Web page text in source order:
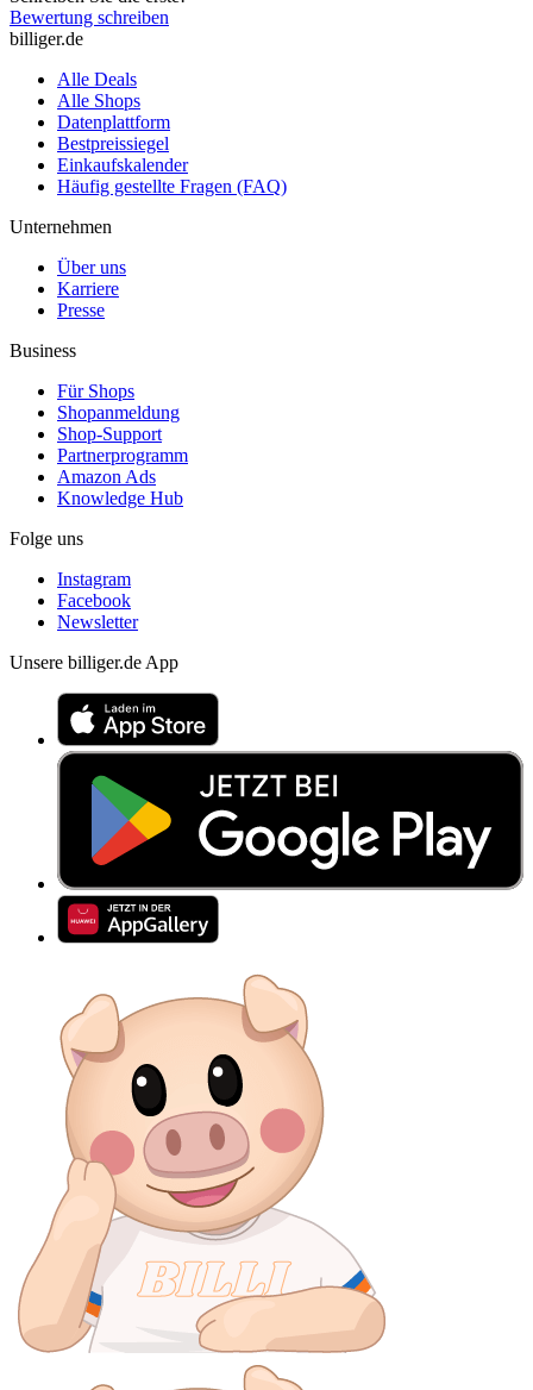
Bewertung schreiben
billiger.de
Alle Deals
Alle Shops
Datenplattform
Bestpreissiegel
Einkaufskalender
Häufig gestellte Fragen (FAQ)
Unternehmen
Über uns
Karriere
Presse
Business
Für Shops
Shopanmeldung
Shop-Support
Partnerprogramm
Amazon Ads
Knowledge Hub
Folge uns
Instagram
Facebook
Newsletter
Unsere billiger.de App